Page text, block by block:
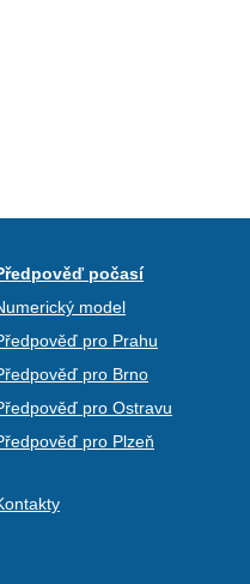
počasí
model
pro Prahu
pro Brno
pro Ostravu
pro Plzeň